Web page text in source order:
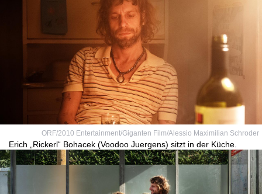
ORF/2010 Entertainment/Giganten Film/Alessio Maximilian Schroder
Erich „Rickerl“ Bohacek (Voodoo Juergens) sitzt in der Küche.